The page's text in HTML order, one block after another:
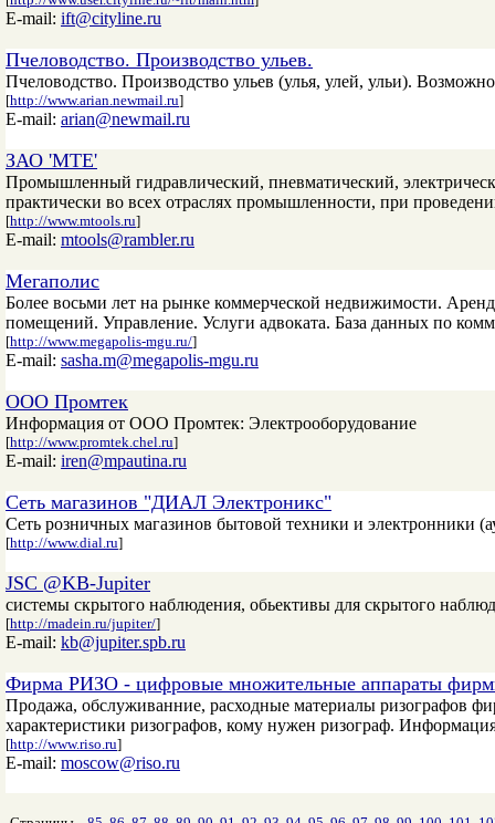
E-mail: ift@cityline.ru
Пчеловодство. Производство ульев.
Пчеловодство. Производство ульев (улья, улей, ульи).
[http://www.arian.newmail.ru]
E-mail: arian@newmail.ru
ЗАО 'МТЕ'
Промышленный гидравлический, пневматический,
практически во всех отраслях промышленности, при
[http://www.mtools.ru]
E-mail: mtools@rambler.ru
Мегаполис
Более восьми лет на рынке коммерческой недвижимости.
помещений. Управление. Услуги адвоката. База данных по
[http://www.megapolis-mgu.ru/]
E-mail: sasha.m@megapolis-mgu.ru
ООО Промтек
Информация от ООО Промтек: Электрооборудование
[http://www.promtek.chel.ru]
E-mail: iren@mpautina.ru
Сеть магазинов "ДИАЛ Электроникс"
Сеть розничных магазинов бытовой техники и электронники
[http://www.dial.ru]
JSC @KB-Jupiter
системы скрытого наблюдения, обьективы для скрытого
[http://madein.ru/jupiter/]
E-mail: kb@jupiter.spb.ru
Фирма РИЗО - цифровые множительные аппараты
Продажа, обслуживанние, расходные материалы ризографов
характеристики ризографов, кому нужен ризограф.
[http://www.riso.ru]
E-mail: moscow@riso.ru